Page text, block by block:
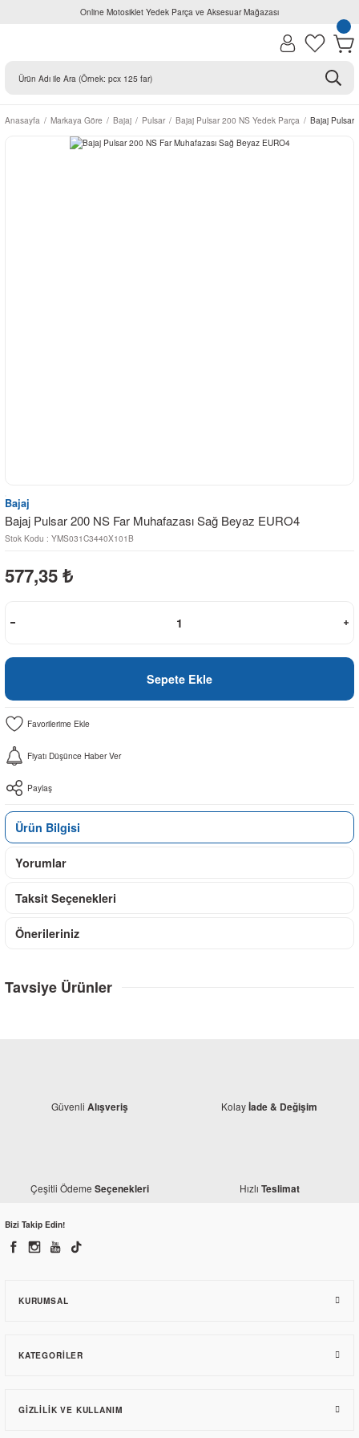
Online Motosiklet Yedek Parça ve Aksesuar Mağazası
Anasayfa Markaya Göre Bajaj Pulsar Bajaj Pulsar 200 NS Yedek Parça Bajaj Pulsar
Bajaj
Bajaj Pulsar 200 NS Far Muhafazası Sağ Beyaz EURO4
Stok Kodu : YMS031C3440X101B
577,35 ₺
Sepete Ekle
Fiyatı Düşünce Haber Ver
Paylaş
Ürün Bilgisi
Yorumlar
Taksit Seçenekleri
Önerileriniz
Tavsiye Ürünler
Bajaj Pulsar 150 NS Karbüratör Manifold
Güvenli Alışveriş Kolayİade & Değişim
Çeşitli Ödeme Seçenekleri Hızlı Teslimat
Bizi Takip Edin!
KURUMSAL
KATEGORILER
GIZLILIK VE KULLANIM